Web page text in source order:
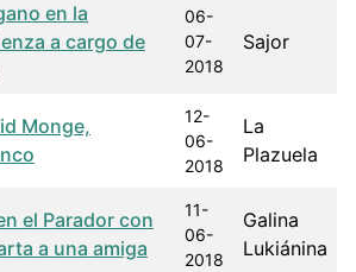
en la
a cargo de
06-
07-
2018
Sajor
Monge,
12-
06-
2018
La
Plazuela
el Parador con
a una amiga
11-
06-
2018
Galina
Lukiánina